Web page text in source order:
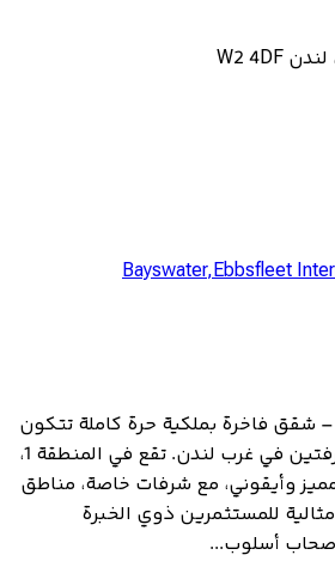
Bayswater,Ebbsfleet
– شقق فاخرة بملكية حرة كاملة تتكون
من غرفة نوم واحدة وغرفتين في غرب لندن. تقع في المنطقة 1،
وأيقوني، مع شرفات خاصة، مناطق
للمستثمرين ذوي الخبرة
أسلوب...